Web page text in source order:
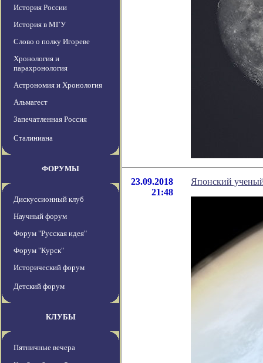
История России
История в МГУ
Слово о полку Игореве
Хронология и
парахронология
Астрономия и Хронология
Альмагест
Запечатленная Россия
Сталиниана
ФОРУМЫ
Дискуссионный клуб
Научный форум
Форум "Русская идея"
Форум "Курск"
Исторический форум
Детский форум
КЛУБЫ
Пятничные вечера
23.09.2018
21:48
Японский